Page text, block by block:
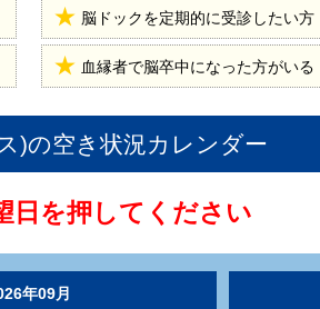
脳ドックを定期的に受診したい方
血縁者で脳卒中になった方がいる
)の空き状況カレンダー
日を押してください
年09月